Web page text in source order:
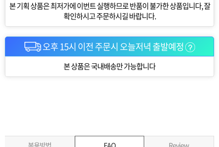
본 기획 상품은 최저가에 이번트 실행하므로 반품이 불가한 상품입니다, 잘
확인하시고 주문하시길 바랍니다.
오후 15시 이전 주문시 오늘저녁 출발예정
본 상품은 국내배송만 가능합니다
복용방법 FAQ Review